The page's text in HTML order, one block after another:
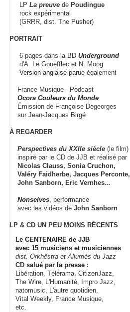
LP La preuve de Poudingue
rock expérimental
(GRRR, dist. The Pusher)
PORTRAIT
6 pages dans la BD Underground
d'A. Le Gouëfflec et N. Moog
Version anglaise parue également
France Musique - Podcast
Ocora Couleurs du Monde
Émission de Françoise Degeorges
sur Jean-Jacques Birgé
À REGARDER
Perspectives du XXIIe siècle (le film)
inspiré par le CD de JJB et réalisé par
Nicolas Clauss, Sonia Cruchon,
Valéry Faidherbe, Jacques Perconte,
John Sanborn, Eric Vernhes...
Nonselves , performance
avec les vidéos de John Sanborn
LP & CD UN PEU MOINS RÉCENTS
Le CENTENAIRE de JJB
avec 15 musiciens et musiciennes
dist. Orkhêstra et Allumés du Jazz
CD salué par la presse :
Libération, Télérama, CitizenJazz,
The Wire, L'Humanité, Impro Jazz,
natomusic, L'autre quotidien,
Vital Weekly, France Musique,
etc.